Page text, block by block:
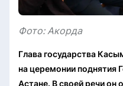
Фото: Акорда
Глава государства
на церемонии поднятия
Астане. В своей речи он